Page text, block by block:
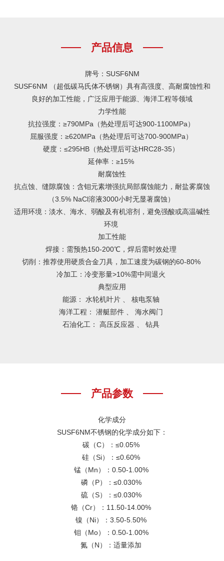
产品信息
牌号：SUSF6NM
SUSF6NM （超低碳马氏体不锈钢）具有高强度、高耐腐蚀性和
良好的加工性能，广泛应用于能源、海洋工程等领域
力学性能
‌抗拉强度‌：≥790MPa（热处理后可达900-1100MPa） ‌
‌屈服强度‌：≥620MPa（热处理后可达700-900MPa） ‌
‌硬度‌：≤295HB（热处理后可达HRC28-35） ‌
‌延伸率‌：≥15% ‌
耐腐蚀性
‌抗点蚀、缝隙腐蚀‌：含钼元素增强抗局部腐蚀能力，耐盐雾腐蚀
（3.5% NaCl溶液3000小时无显著腐蚀） ‌
‌适用环境‌：淡水、海水、弱酸及有机溶剂，避免强酸或高温碱性
环境 ‌
加工性能
‌焊接‌：需预热150-200℃，焊后需时效处理 ‌
‌切削‌：推荐使用硬质合金刀具，加工速度为碳钢的60-80% ‌
‌冷加工‌：冷变形量>10%需中间退火 ‌
典型应用
‌能源‌： 水轮机叶片 、 核电泵轴 ‌
‌海洋工程‌： 潜艇部件 、 海水阀门 ‌
‌石油化工‌： 高压反应器 、 钻具 ‌
产品参数
化学成分
SUSF6NM不锈钢的化学成分如下：
‌碳（C）‌：≤0.05% ‌
‌硅（Si）‌：≤0.60% ‌
‌锰（Mn）‌：0.50-1.00% ‌
‌磷（P）‌：≤0.030% ‌
‌硫（S）‌：≤0.030% ‌
‌铬（Cr）‌：11.50-14.00% ‌
‌镍（Ni）‌：3.50-5.50% ‌
‌钼（Mo）‌：0.50-1.00% ‌
‌氮（N）‌：适量添加 ‌